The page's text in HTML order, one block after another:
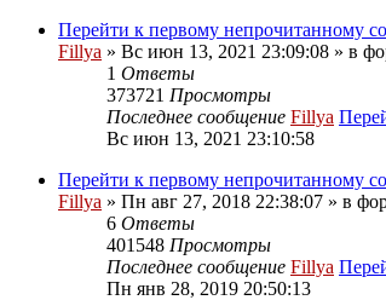
Перейти к первому непрочитанному
Fillya » Вс июн 13, 2021 23:09:08 » в
1 Ответы
373721 Просмотры
Последнее сообщение Fillya
Вс июн 13, 2021 23:10:58
Перейти к первому непрочитанному
Fillya » Пн авг 27, 2018 22:38:07 » в
6 Ответы
401548 Просмотры
Последнее сообщение Fillya
Пн янв 28, 2019 20:50:13